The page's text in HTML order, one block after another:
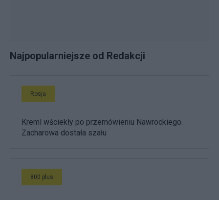
Najpopularniejsze od Redakcji
Rosja
Kreml wściekły po przemówieniu Nawrockiego.
Zacharowa dostała szału
800 plus